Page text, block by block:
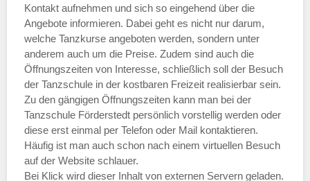
Kontakt aufnehmen und sich so eingehend über die
Angebote informieren. Dabei geht es nicht nur darum,
welche Tanzkurse angeboten werden, sondern unter
anderem auch um die Preise. Zudem sind auch die
Öffnungszeiten von Interesse, schließlich soll der Besuch
der Tanzschule in der kostbaren Freizeit realisierbar sein.
Zu den gängigen Öffnungszeiten kann man bei der
Tanzschule Förderstedt persönlich vorstellig werden oder
diese erst einmal per Telefon oder Mail kontaktieren.
Häufig ist man auch schon nach einem virtuellen Besuch
auf der Website schlauer.
Bei Klick wird dieser Inhalt von externen Servern geladen.